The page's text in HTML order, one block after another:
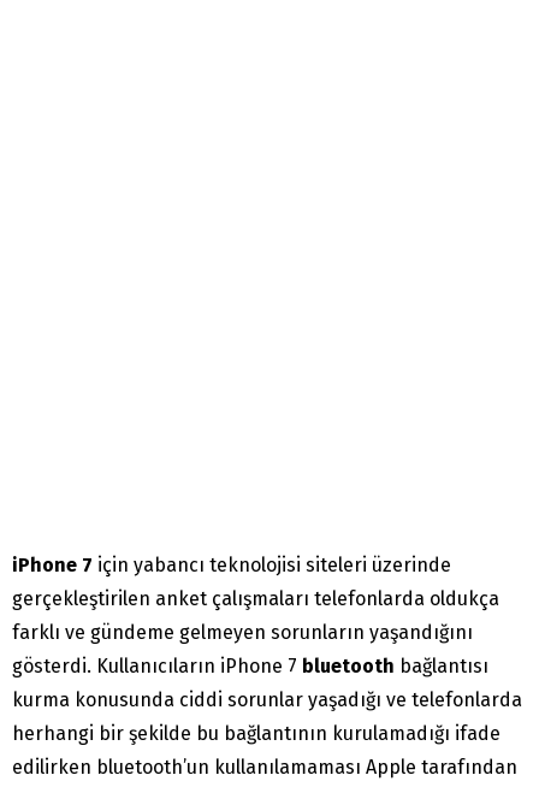
iPhone 7 için yabancı teknolojisi siteleri üzerinde
gerçekleştirilen anket çalışmaları telefonlarda oldukça
farklı ve gündeme gelmeyen sorunların yaşandığını
gösterdi. Kullanıcıların iPhone 7 bluetooth bağlantısı
kurma konusunda ciddi sorunlar yaşadığı ve telefonlarda
herhangi bir şekilde bu bağlantının kurulamadığı ifade
edilirken bluetooth’un kullanılamaması Apple tarafından